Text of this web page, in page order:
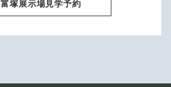
富塚展示場見学予約